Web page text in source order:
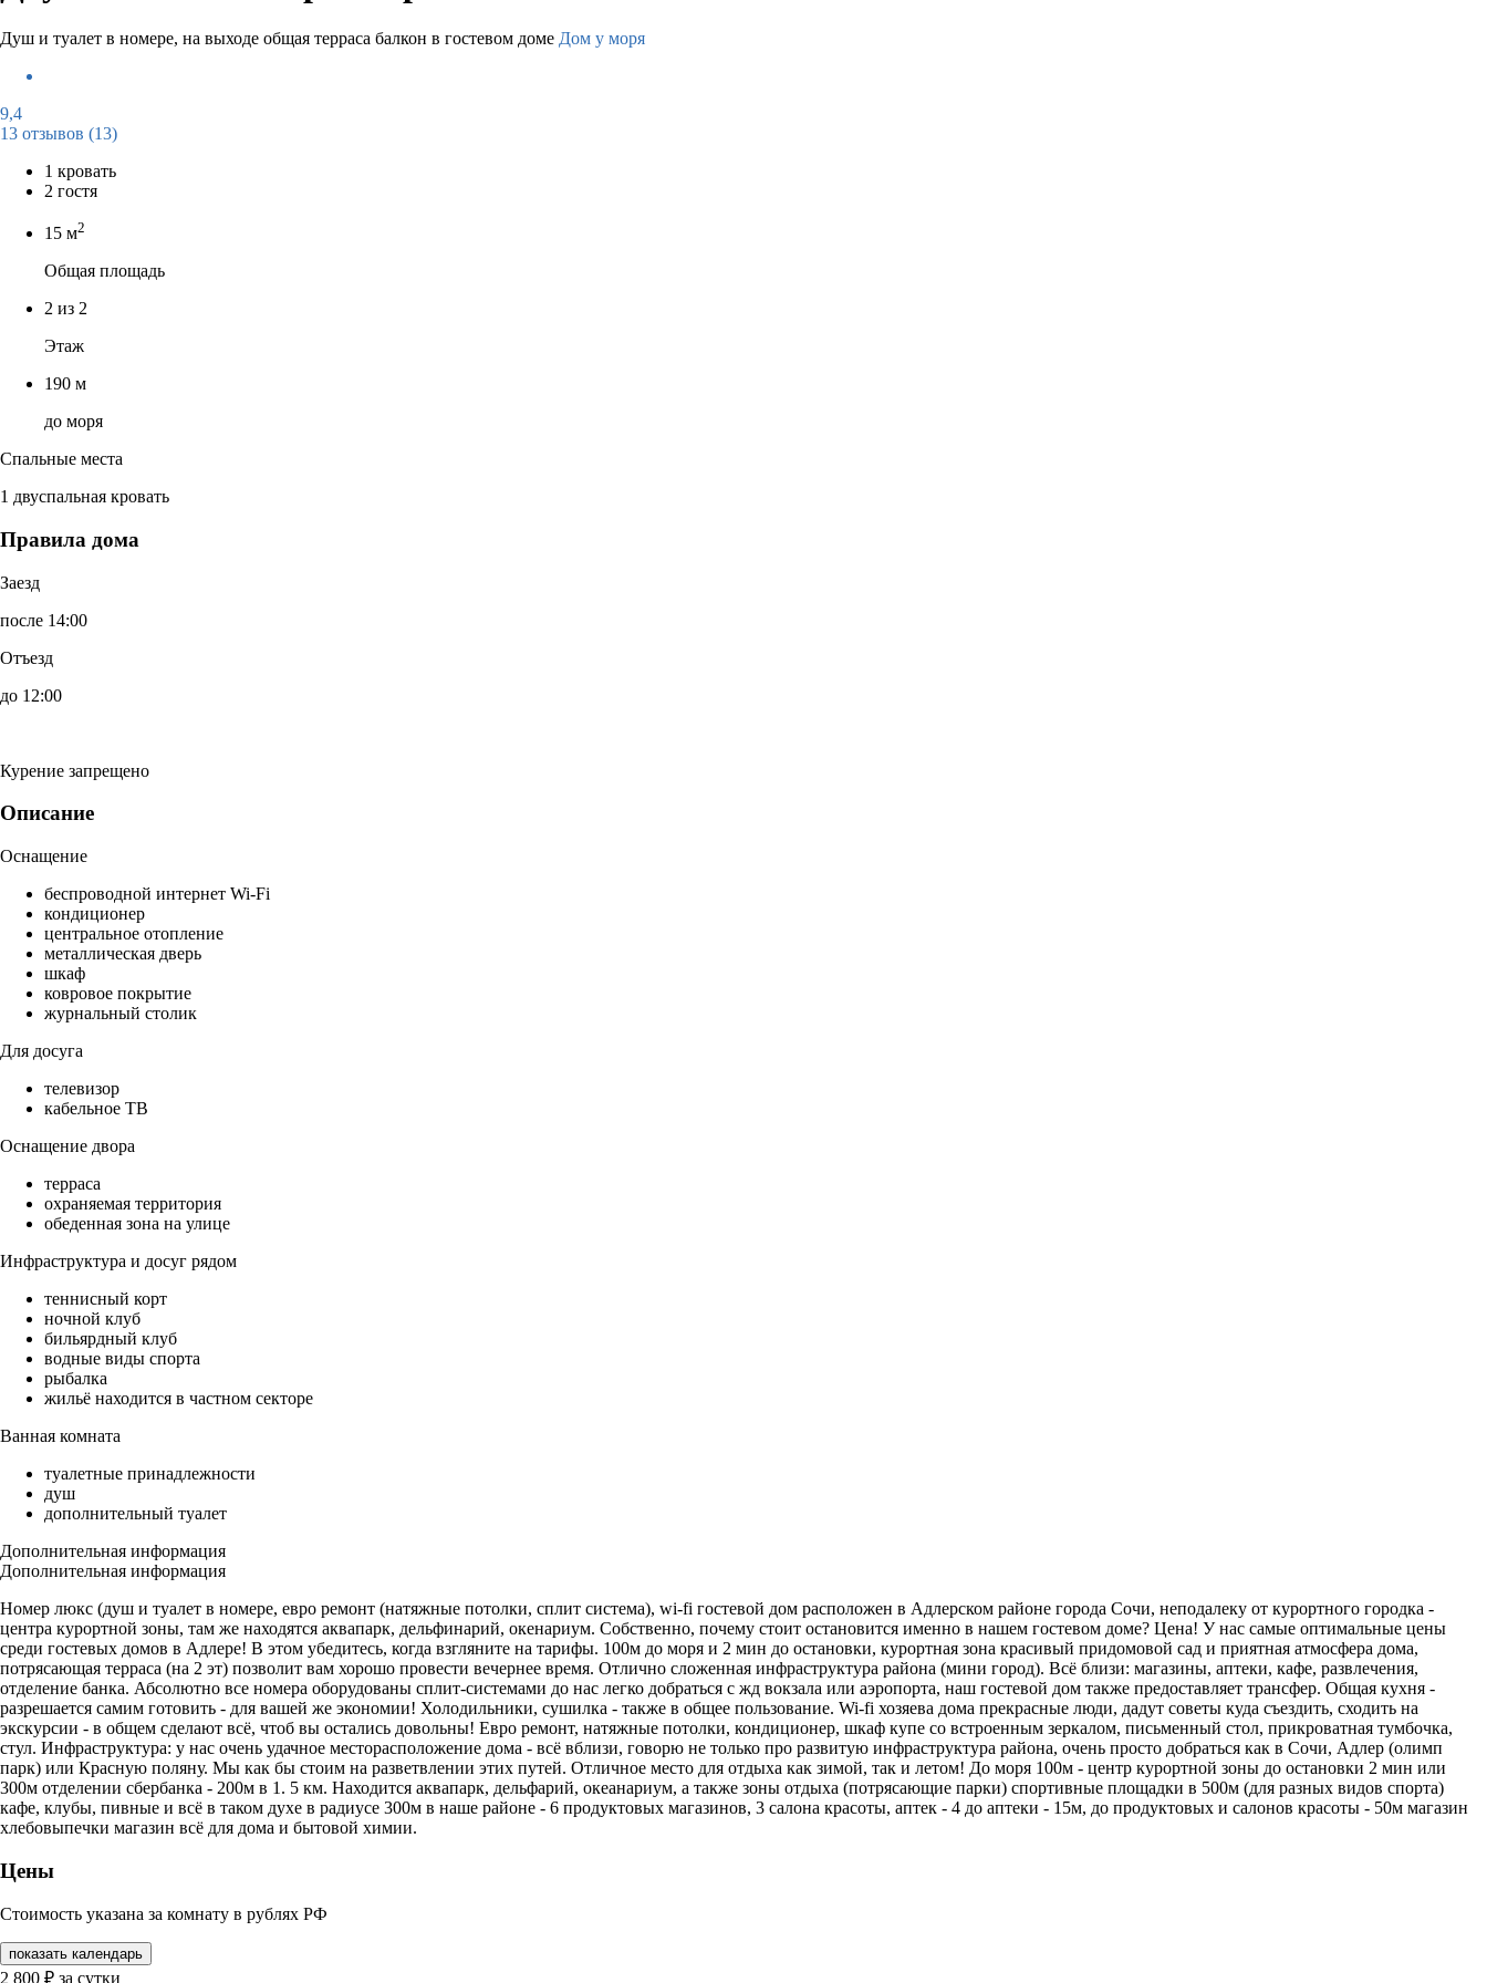
Душ и туалет в номере, на выходе общая терраса балкон в гостевом доме Дом у моря
9,4
13 отзывов (13)
1 кровать
2 гостя
15 м2
Общая площадь
2 из 2
Этаж
190 м
до моря
Спальные места
1 двуспальная кровать
Правила дома
Заезд
после 14:00
Отъезд
до 12:00
Курение запрещено
Описание
Оснащение
беспроводной интернет Wi-Fi
кондиционер
центральное отопление
металлическая дверь
шкаф
ковровое покрытие
журнальный столик
Для досуга
телевизор
кабельное ТВ
Оснащение двора
терраса
охраняемая территория
обеденная зона на улице
Инфраструктура и досуг рядом
теннисный корт
ночной клуб
бильярдный клуб
водные виды спорта
рыбалка
жильё находится в частном секторе
Ванная комната
туалетные принадлежности
душ
дополнительный туалет
Дополнительная информация
Дополнительная информация
Номер люкс (душ и туалет в номере, евро ремонт (натяжные потолки, сплит система), wi-fi гостевой дом расположен в Адлерском районе города Сочи, неподалеку от курортного городка -
центра курортной зоны, там же находятся аквапарк, дельфинарий, окенариум. Собственно, почему стоит остановится именно в нашем гостевом доме? Цена! У нас самые оптимальные цены
среди гостевых домов в Адлере! В этом убедитесь, когда взгляните на тарифы. 100м до моря и 2 мин до остановки, курортная зона красивый придомовой сад и приятная атмосфера дома,
потрясающая терраса (на 2 эт) позволит вам хорошо провести вечернее время. Отлично сложенная инфраструктура района (мини город). Всё близи: магазины, аптеки, кафе, развлечения,
отделение банка. Абсолютно все номера оборудованы сплит-системами до нас легко добраться с жд вокзала или аэропорта, наш гостевой дом также предоставляет трансфер. Общая кухня -
разрешается самим готовить - для вашей же экономии! Холодильники, сушилка - также в общее пользование. Wi-fi хозяева дома прекрасные люди, дадут советы куда съездить, сходить на
экскурсии - в общем сделают всё, чтоб вы остались довольны! Евро ремонт, натяжные потолки, кондиционер, шкаф купе со встроенным зеркалом, письменный стол, прикроватная тумбочка,
стул. Инфраструктура: у нас очень удачное месторасположение дома - всё вблизи, говорю не только про развитую инфраструктура района, очень просто добраться как в Сочи, Адлер (олимп
парк) или Красную поляну. Мы как бы стоим на разветвлении этих путей. Отличное место для отдыха как зимой, так и летом! До моря 100м - центр курортной зоны до остановки 2 мин или
300м отделении сбербанка - 200м в 1. 5 км. Находится аквапарк, дельфарий, океанариум, а также зоны отдыха (потрясающие парки) спортивные площадки в 500м (для разных видов спорта)
кафе, клубы, пивные и всё в таком духе в радиусе 300м в наше районе - 6 продуктовых магазинов, 3 салона красоты, аптек - 4 до аптеки - 15м, до продуктовых и салонов красоты - 50м магазин
хлебовыпечки магазин всё для дома и бытовой химии.
Цены
Стоимость указана за комнату в рублях РФ
показать календарь
2 800 ₽ за сутки